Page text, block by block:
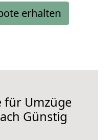
erhalten
für Umzüge
Günstig